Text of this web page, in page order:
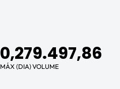
0,27
MÁX (DIA)
9.497,86
VOLUME